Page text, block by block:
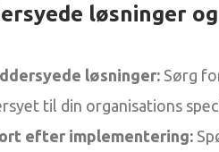
løsninger
løsninger: Sørg
til din organisations
efter implementering: